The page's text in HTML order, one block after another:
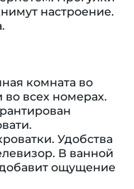
настроение.
комната во
во всех номерах.
Удобства
В ванной
ощущение